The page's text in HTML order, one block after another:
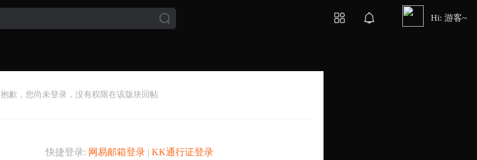
Hi: 游客~
抱歉，您尚未登录，没有权限在该版块回帖
快捷登录: 网易邮箱登录| KK通行证登录